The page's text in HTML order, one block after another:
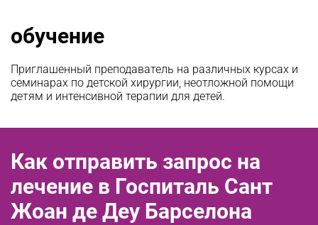
обучение
Приглашенный преподаватель на различных курсах и
семинарах по детской хирургии, неотложной помощи
детям и интенсивной терапии для детей.
Как отправить запрос на
лечение в Госпиталь Сант
Жоан де Деу Барселона